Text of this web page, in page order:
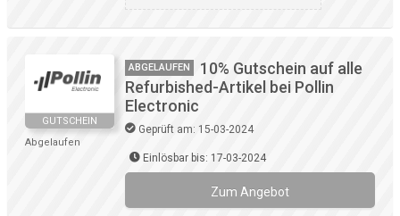
GUTSCHEIN
Abgelaufen
ABGELAUFEN
10% Gutschein auf alle
Refurbished-Artikel bei Pollin
Electronic
Geprüft am: 15-03-2024
Einlösbar bis: 17-03-2024
Zum Angebot